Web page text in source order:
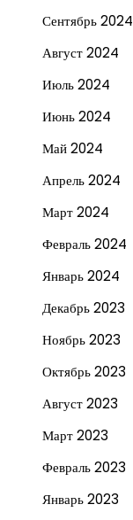
Сентябрь 2024
Август 2024
Июль 2024
Июнь 2024
Май 2024
Апрель 2024
Март 2024
Февраль 2024
Январь 2024
Декабрь 2023
Ноябрь 2023
Октябрь 2023
Август 2023
Март 2023
Февраль 2023
Январь 2023